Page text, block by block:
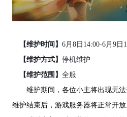
【维护时间】 6月8日14:00-6月9日
【维护方式】 停机维护
【维护范围】 全服
维护期间，各位小主将出现无
维护结束后，游戏服务器将正常开放